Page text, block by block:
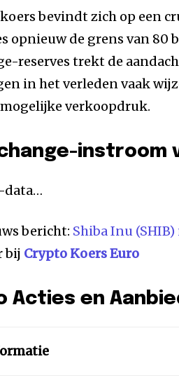
koers bevindt zich op een
opnieuw de grens van 80
reserves trekt de
in het verleden vaak
verkoopdruk.
instroom
data…
bericht: Shiba Inu
bij Crypto Koers Euro
Acties en